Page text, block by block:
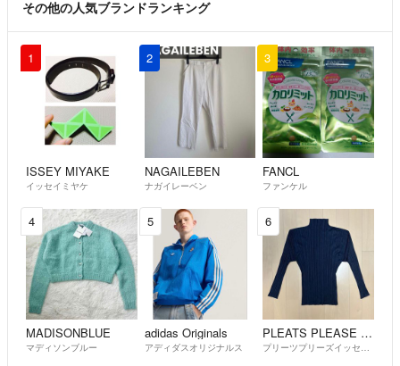
その他の人気ブランドランキング
1
ISSEY MIYAKE
イッセイミヤケ
2
NAGAILEBEN
ナガイレーベン
3
FANCL
ファンケル
4
MADISONBLUE
マディソンブルー
5
adidas Originals
アディダスオリジナルス
6
PLEATS PLEASE ISSEY MIYAKE
プリーツプリーズイッセイミヤケ